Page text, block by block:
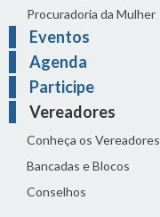
Procuradoria da Mulher
Eventos
Agenda
Participe
Vereadores
Conheça os Vereadores
Bancadas e Blocos
Conselhos